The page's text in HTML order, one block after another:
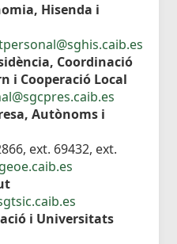
Hisenda i
Coordinació
i Cooperació Local
Autònoms i
ext. 69432, ext.
i Universitats